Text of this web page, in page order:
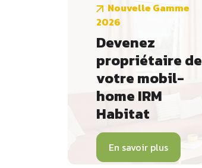
Nouvelle Gamme
2026
Devenez
propriétaire de
votre mobil-
home IRM
Habitat
En savoir plus